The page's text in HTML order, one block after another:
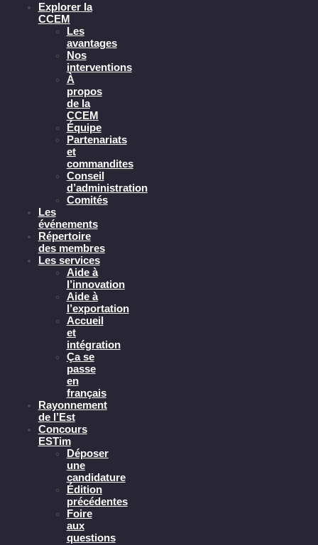
Explorer la
CCEM
Les
avantages
Nos
interventions
À
propos
de la
CCEM
Équipe
Partenariats
et
commandites
Conseil
d’administration
Comités
Les
événements
Répertoire
des membres
Les services
Aide à
l’innovation
Aide à
l’exportation
Accueil
et
intégration
Ça se
passe
en
français
Rayonnement
de l’Est
Concours
ESTim
Déposer
une
candidature
Édition
précédentes
Foire
aux
questions